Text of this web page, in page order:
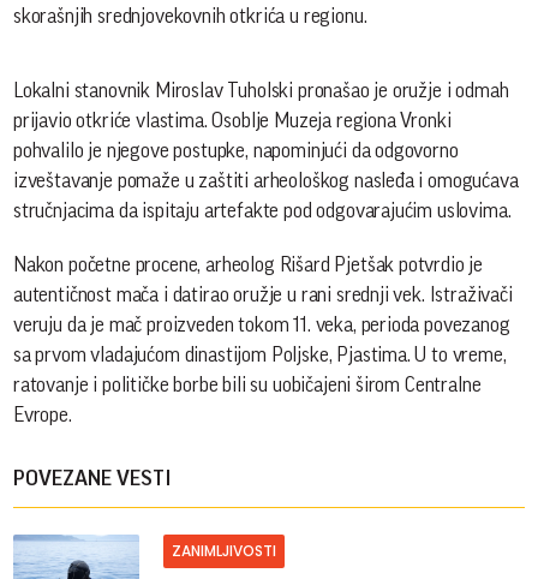
skorašnjih srednjovekovnih otkrića u regionu.
Lokalni stanovnik Miroslav Tuholski pronašao je oružje i odmah
prijavio otkriće vlastima. Osoblje Muzeja regiona Vronki
pohvalilo je njegove postupke, napominjući da odgovorno
izveštavanje pomaže u zaštiti arheološkog nasleđa i omogućava
stručnjacima da ispitaju artefakte pod odgovarajućim uslovima.
Nakon početne procene, arheolog Rišard Pjetšak potvrdio je
autentičnost mača i datirao oružje u rani srednji vek. Istraživači
veruju da je mač proizveden tokom 11. veka, perioda povezanog
sa prvom vladajućom dinastijom Poljske, Pjastima. U to vreme,
ratovanje i političke borbe bili su uobičajeni širom Centralne
Evrope.
POVEZANE VESTI
ZANIMLJIVOSTI